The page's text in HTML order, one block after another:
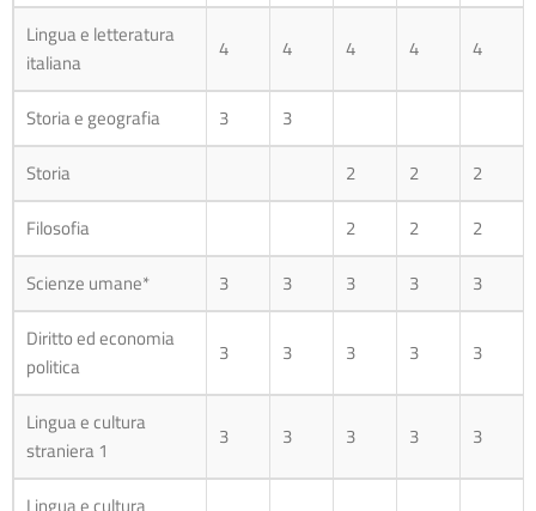
Attività e
insegnamenti
gli studenti – Orario
settimanale
anno
anno
anno
anno
anno
Lingua e letteratura
italiana
4 4 4 4 4
Storia e geografia 3
3
Storia
2 2
2
Filosofia
2 2
2
Scienze umane*
3 3 3 3
3
Diritto ed economia
politica
3 3 3 3 3
Lingua e cultura
straniera 1
3 3 3 3 3